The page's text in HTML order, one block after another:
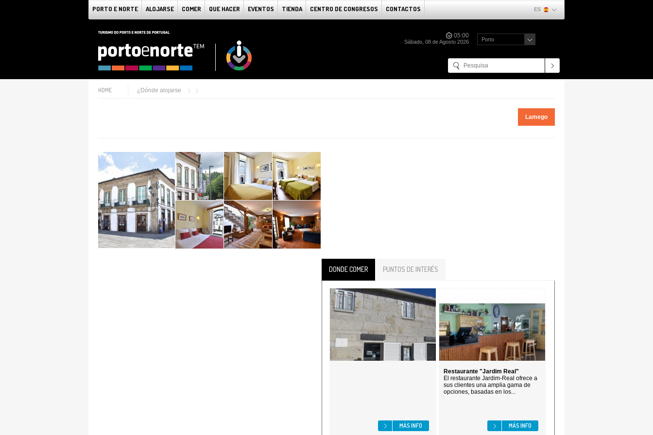
PORTO E NORTE ALOJARSE COMER QUE HACER EVENTOS TIENDA CENTRO DE CONGRESOS CONTACTOS ES
05:00
Sábado, 08 de Agosto 2026 Porto
HOME ¿Dónde alojarse
Lamego
DONDE COMER PUNTOS DE INTERÉS
MÁS INFO
Restaurante "Jardim Real"
El restaurante Jardim-Real ofrece a
sus clientes una amplia gama de
opciones, basadas en los...
MÁS INFO